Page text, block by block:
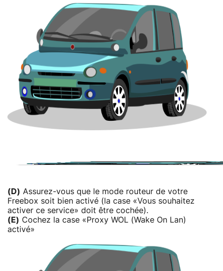
(D) Assurez-vous que le mode routeur de votre
Freebox soit bien activé (la case «Vous souhaitez
activer ce service» doit être cochée).
(E) Cochez la case «Proxy WOL (Wake On Lan)
activé»